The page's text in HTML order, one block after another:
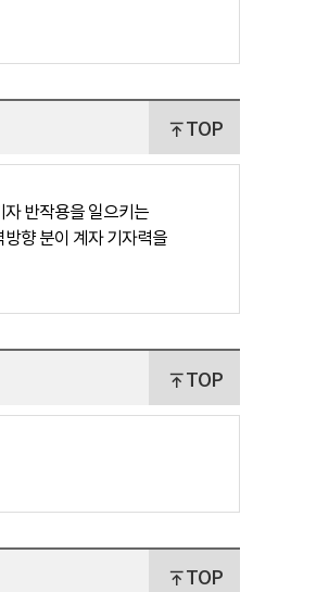
TOP
반작용을 일으키는
향 분이 계자 기자력을
TOP
TOP